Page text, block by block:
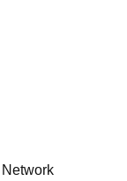
von 5 Sternen